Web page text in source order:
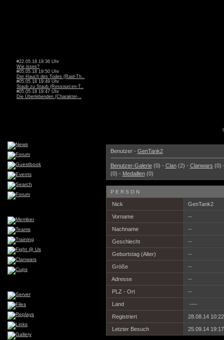
#22.05.18 19:36 Uhr
Wie isses?
#05.05.18 19:50 Uhr
Der Hauch des Todes (Raid-Th..
#05.05.18 19:49 Uhr
Staub zu Staub (Ressourcen-T..
#05.05.18 19:47 Uhr
Die Überlebenden (Charakter-..
Benutzer - GenTank2
Benutzer-Galerie(0) - Clan(2) - Clanwars (0)
(0) - Medaillen(0)
PERSON
Nick GenTank2
Vorname --
Nachname --
Geschlecht --
Geburtstag (Alter) --
Größe --
Adresse --
PLZ - Ort --
Land ----
Registriert 28.08.14
Letzter Besuch 25.09.14